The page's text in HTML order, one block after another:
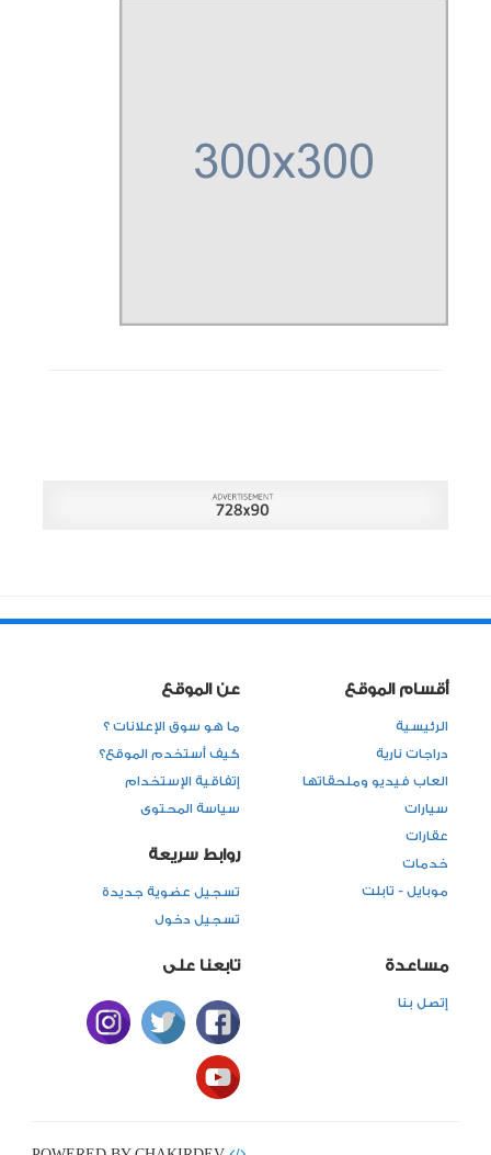
أقسام الموقع
الرئيسية
دراجات نارية
العاب فيديو وملحقاتها
سيارات
عقارات
خدمات
موبايل - تابلت
عن الموقع
ما هو سوق الإعلانات ؟
كيف أستخدم الموقع؟
إتفاقية الإستخدام
سياسة المحتوى
روابط سريعة
تسجيل عضوية جديدة
تسجيل دخول
مساعدة
إتصل بنا
تابعنا على